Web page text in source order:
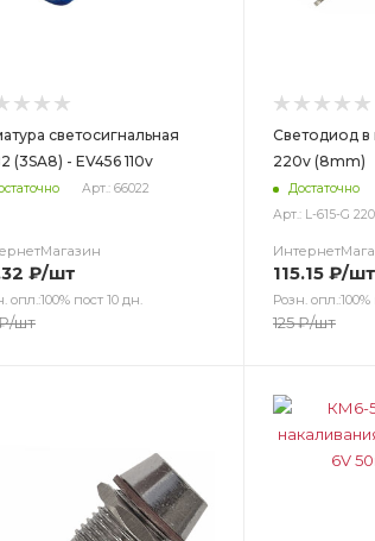
светосигнальная
(3SA8) - EV456 110v
Арт.: 66022
₽/шт
опл.:100% пост 10 дн.
/шт
Светодиод в
220v (8mm)
Достаточно
Арт.: L-615-G
115.15 ₽/шт
Розн.
125₽/шт
Цвет